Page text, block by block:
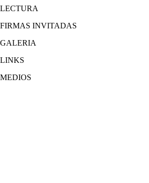
LECTURA
FIRMAS INVITADAS
GALERIA
LINKS
MEDIOS